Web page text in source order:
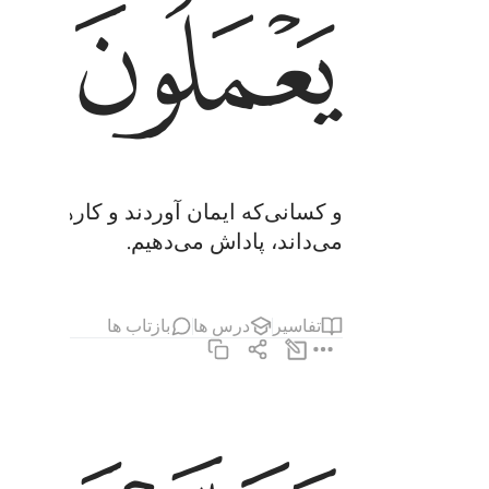
ﱌ
و کسانی‌که ایمان آوردند و کارهای
می‌داند، پاداش می‌دهیم.
تفاسیر درس ها بازتاب ها